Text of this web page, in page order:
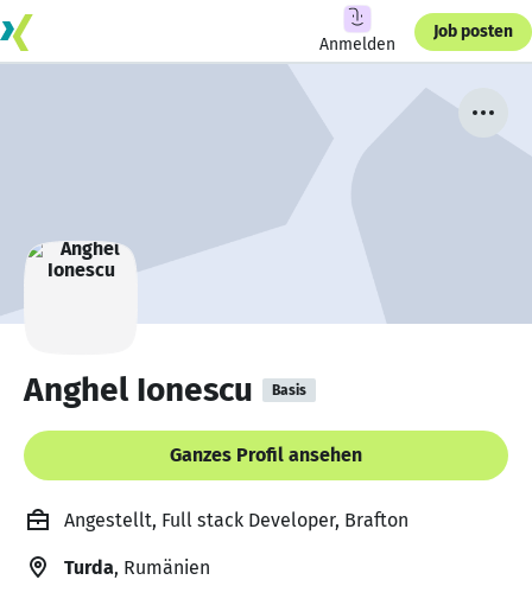
Anmelden
Job posten
Anghel Ionescu Basis
Ganzes Profil ansehen
Angestellt, Full stack Developer, Brafton
Turda, Rumänien